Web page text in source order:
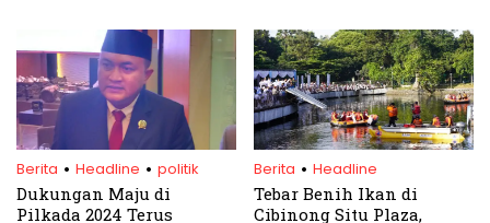
Berita . Headline . politik
Dukungan Maju di
Pilkada 2024 Terus
Berita . Headline
Tebar Benih Ikan di
Cibinong Situ Plaza,